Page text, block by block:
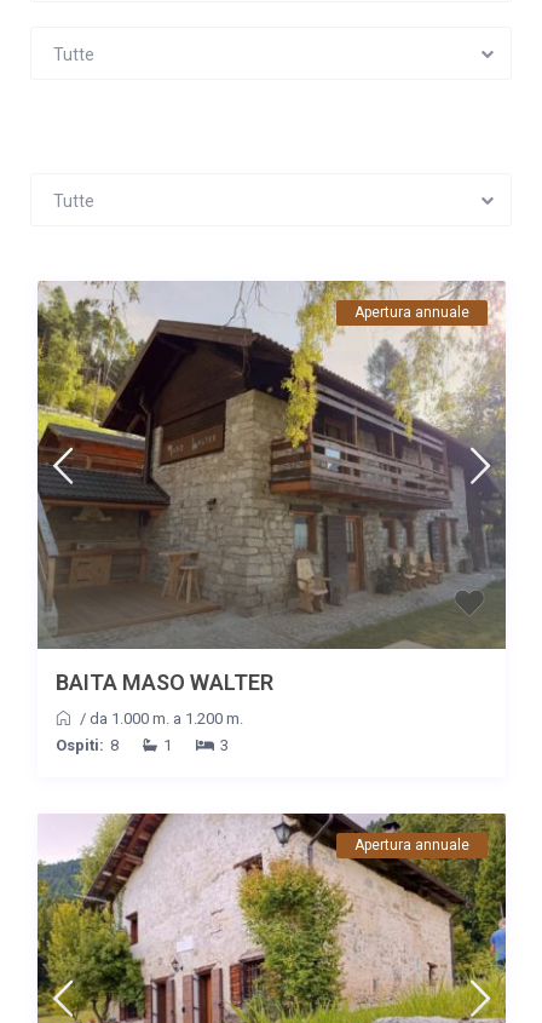
Tutte
Tutte
Apertura annuale
BAITA MASO WALTER
/ da 1.000 m. a 1.200 m.
Ospiti: 8 1 3
Apertura annuale